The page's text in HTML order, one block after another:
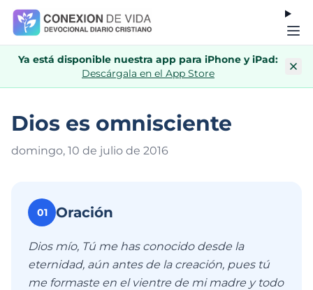
Ya está disponible nuestra app para iPhone y iPad:
Descárgala en el App Store
Dios es omnisciente
domingo, 10 de julio de 2016
01 Oración
Dios mío, Tú me has conocido desde la
eternidad, aún antes de la creación, pues tú
me formaste en el vientre de mi madre y todo